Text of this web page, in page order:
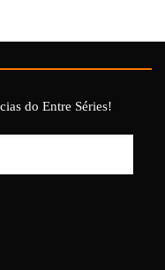
do Entre Séries!